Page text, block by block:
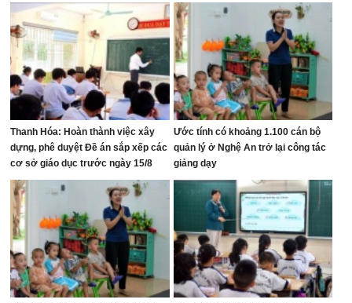
Thanh Hóa: Hoàn thành việc xây
dựng, phê duyệt Đề án sắp xếp các
cơ sở giáo dục trước ngày 15/8
Ước tính có khoảng 1.100 cán bộ
quản lý ở Nghệ An trở lại công tác
giảng dạy